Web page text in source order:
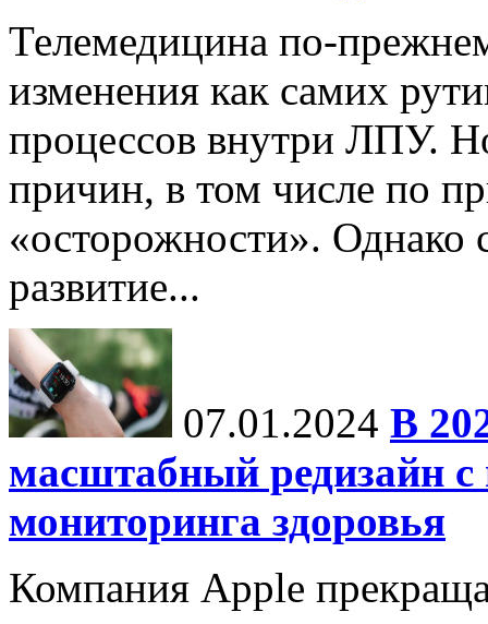
Телемедицина по-
изменения как самих
процессов внутри ЛПУ.
причин, в том числе по
«осторожности». Однако
развитие...
07.01.2024 В
масштабный редизайн
мониторинга здоровья
Компания Apple